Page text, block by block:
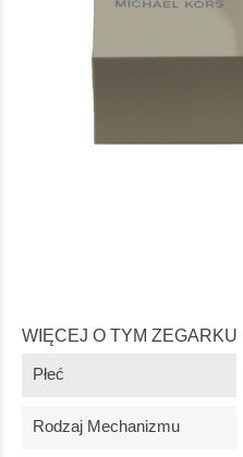
WIĘCEJ O TYM ZEGARKU
Płeć
Rodzaj Mechanizmu